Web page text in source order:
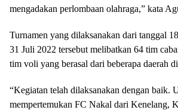
mengadakan perlombaan olahraga,” kata
Turnamen yang dilaksanakan dari tanggal
31 Juli 2022 tersebut melibatkan 64 tim
tim voli yang berasal dari beberapa daerah
“Kegiatan telah dilaksanakan dengan baik.
mempertemukan FC Nakal dari Kenelang,